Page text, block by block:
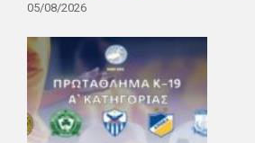
05/08/2026